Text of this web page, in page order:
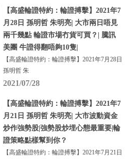
【高盛輪證特約：輪證搏擊】2021年7
月28日 孫明哲 朱明亮| 大市兩日唔見
兩千幾點 輪證市場冇貨可買？| 騰訊
美團 牛證得翻唔夠10隻|
【高盛輪證特約：輪證搏擊】2021年7月28日
孫明哲 朱
2021/07/28
【高盛輪證特約：輪證搏擊】2021年7
月21日 孫明哲 朱明亮| 大市波動資金
炒作強勢股|強勢股炒埋心態最重要|輪
證策略點樣幫到你？
【高盛輪證特約：輪證搏擊】2021年7月21日